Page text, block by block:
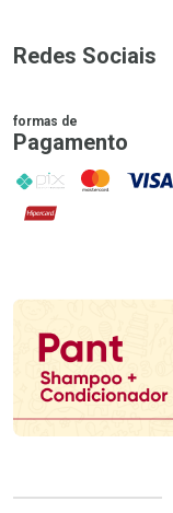
Redes Sociais
formas de
Pagamento
PIX MasterCard
VISA
Hipercard
Promoção